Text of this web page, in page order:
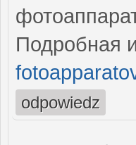
Подробная
odpowiedz